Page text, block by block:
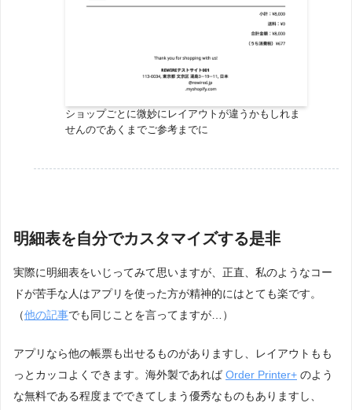
ショップごとに微妙にレイアウトが違うかもしれま
せんのであくまでご参考までに
明細表を自分でカスタマイズする是非
実際に明細表をいじってみて思いますが、正直、私のようなコー
ドが苦手な人はアプリを使った方が精神的にはとても楽です。
（他の記事でも同じことを言ってますが…）
アプリなら他の帳票も出せるものがありますし、レイアウトもも
っとカッコよくできます。海外製であれば Order Printer+ のよう
な無料である程度までできてしまう優秀なものもありますし、